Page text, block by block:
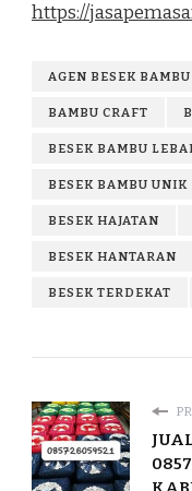
https://
AGEN BESEK BAMBU
BAMBU CRAFT
BESEK BAMBU
BESEK BAMBU UNIK
BESEK HAJATAN
BESEK HANTARAN
BESEK TERDEKAT